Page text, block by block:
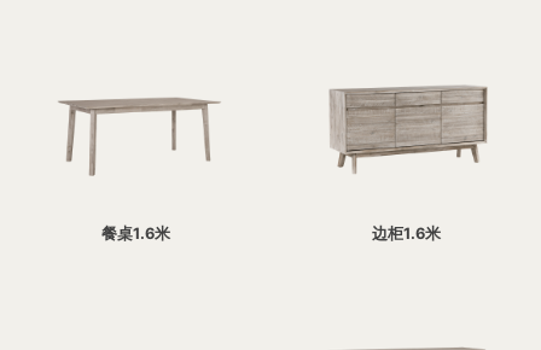
餐桌1.6米 边柜1.6米